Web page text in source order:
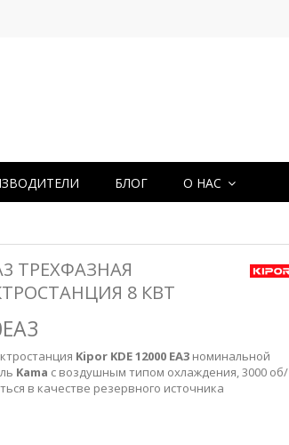
БЛОГ О НАС
ТРЕХФАЗНАЯ
8 КВТ
Kipor KDE 12000 EA3номинальной
Kama с воздушным типом охлаждения, 3000 об/
в качестве резервного источника